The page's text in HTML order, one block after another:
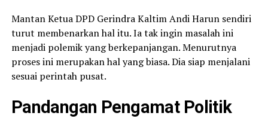
Mantan Ketua DPD Gerindra Kaltim Andi Harun sendiri
turut membenarkan hal itu. Ia tak ingin masalah ini
menjadi polemik yang berkepanjangan. Menurutnya
proses ini merupakan hal yang biasa. Dia siap menjalani
sesuai perintah pusat.
Pandangan Pengamat Politik